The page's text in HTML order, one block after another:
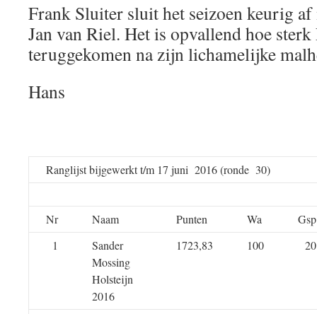
Frank Sluiter sluit het seizoen keurig af
Jan van Riel. Het is opvallend hoe
teruggekomen na zijn lichamelijke
Hans
Ranglijst bijgewerkt t/m 17 juni 2016 (ronde 30)
Nr Naam Punten Wa
Gsp
1
Sander
Mossing
Holsteijn
2016
1723,83 100 20